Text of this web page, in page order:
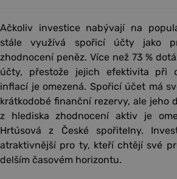
Ačkoliv investice nabývají na
stále využívá spořicí účty jako
zhodnocení peněz. Více než 73 %
účty, přestože jejich efektivita při
inflací je omezená. Spořicí účet má
krátkodobé finanční rezervy, ale jeho
z hlediska zhodnocení aktiv je
Hrtúsová z České spořitelny.
atraktivnější pro ty, kteří chtějí své
delším časovém horizontu.